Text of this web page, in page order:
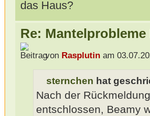
das Haus?
Re:
von Rasplutinam
sternchen hat
Nach der
entschlossen, Beamy